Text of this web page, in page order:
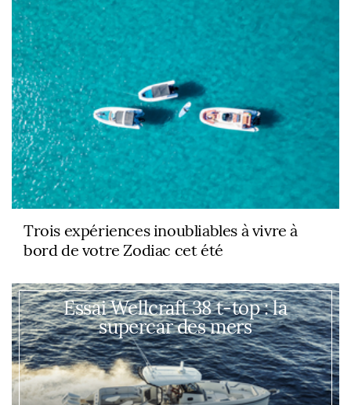
Trois expériences inoubliables à vivre à
bord de votre Zodiac cet été
Essai Wellcraft 38 t-top : la
supercar des mers